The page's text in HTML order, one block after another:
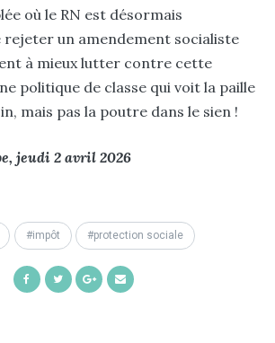
où le RN est désormais
rejeter un amendement socialiste
à mieux lutter contre cette
politique de classe qui voit la paille
mais pas la poutre dans le sien !
jeudi 2 avril 2026
impôt protection sociale
ShareShareShare